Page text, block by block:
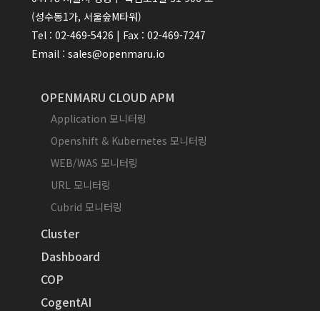
(성수동1가, 서울숲M타워)
Tel : 02-469-5426 | Fax : 02-469-7247
Email : sales@openmaru.io
OPENMARU CLOUD APM
Application 모니터링
Openshift & Kubernetes 모니터링
WEB/WAS 모니터링
URL 모니터링
Cubrid 모니터링
Cluster
Dashboard
COP
CogentAI